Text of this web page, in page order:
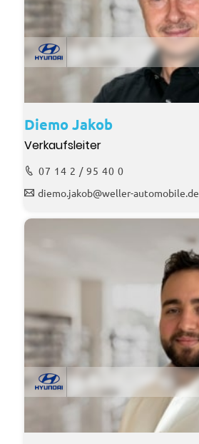
Diemo Jakob
Verkaufsleiter
07 14 2 / 95 40 0
diemo.jakob@weller-automobile.de